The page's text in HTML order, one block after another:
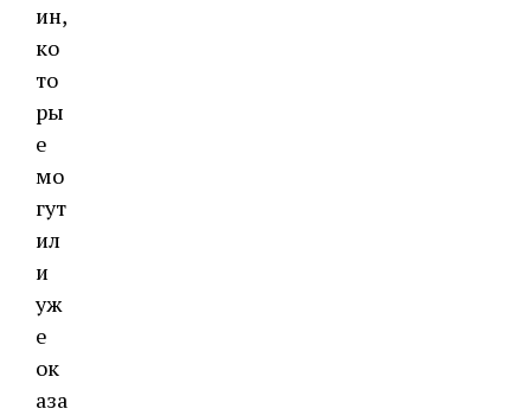
ин,
ко
то
ры
е
мо
гут
ил
и
уж
е
ок
аза